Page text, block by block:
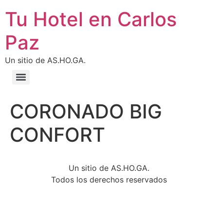
Tu Hotel en Carlos
Paz
Un sitio de AS.HO.GA.
CORONADO BIG
CONFORT
Un sitio de AS.HO.GA.
Todos los derechos reservados